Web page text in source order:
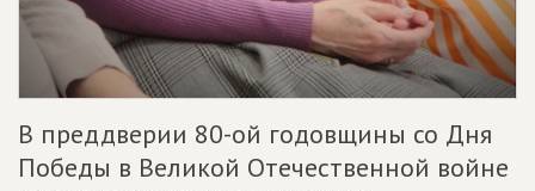
В преддверии 80-ой годовщины со Дня
Победы в Великой Отечественной войне